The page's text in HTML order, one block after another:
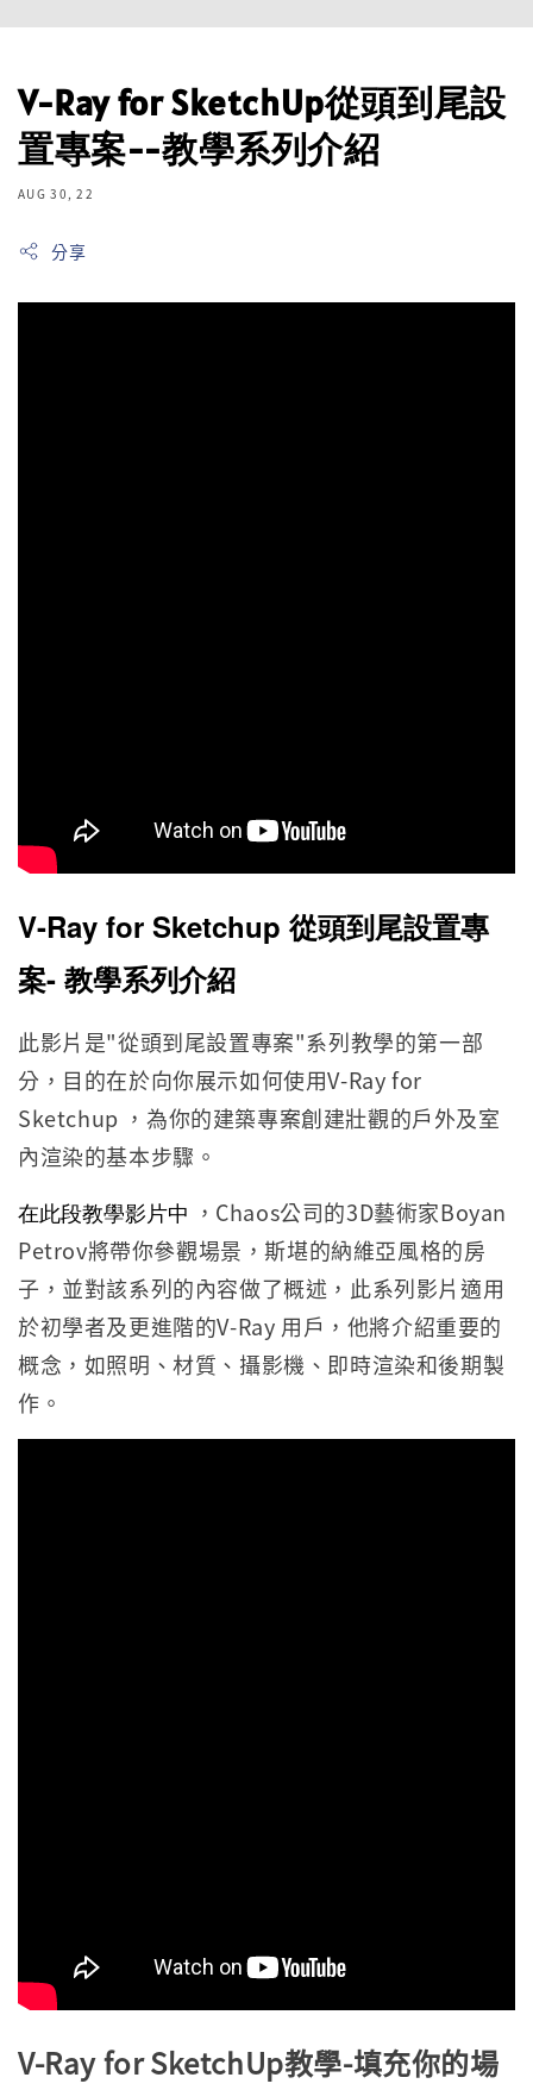
V-Ray for SketchUp從頭到尾設
置專案--教學系列介紹
AUG 30, 22
分享
V-Ray for Sketchup 從頭到尾設置專
案- 教學系列介紹
此影片是"從頭到尾設置專案"系列教學的第一部
分，目的在於向你展示如何使用V-Ray for
Sketchup ，為你的建築專案創建壯觀的戶外及室
內渲染的基本步驟。
在此段教學影片中 ，Chaos公司的3D藝術家Boyan
Petrov將帶你參觀場景，斯堪的納維亞風格的房
子，並對該系列的內容做了概述，此系列影片適用
於初學者及更進階的V-Ray 用戶，他將介紹重要的
概念，如照明、材質、攝影機、即時渲染和後期製
作。
V-Ray for SketchUp教學-填充你的場